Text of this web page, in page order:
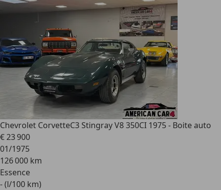
Chevrolet CorvetteC3 Stingray V8 350CI 1975 - Boite auto
€ 23 900
01/1975
126 000 km
Essence
- (l/100 km)